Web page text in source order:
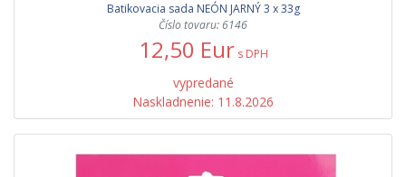
Batikovacia sada NEÓN JARNÝ 3 x 33g
Číslo tovaru: 6146
12,50 Eur s DPH
vypredané
Naskladnenie: 11.8.2026